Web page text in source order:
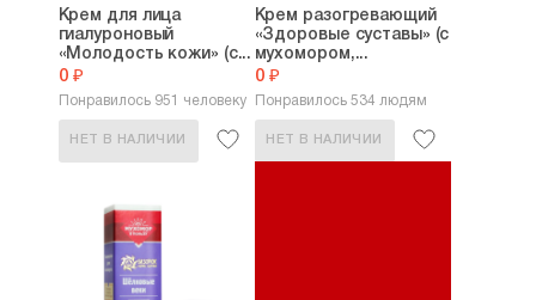
Крем для лица
гиалуроновый
«Молодость кожи» (с...
0 ₽
Понравилось 951 человеку
НЕТ В НАЛИЧИИ
Крем разогревающий
«Здоровые суставы» (с
мухомором,...
0 ₽
Понравилось 534 людям
НЕТ В НАЛИЧИИ